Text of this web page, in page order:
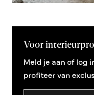
Voor
Meld je aan of log
profiteer van